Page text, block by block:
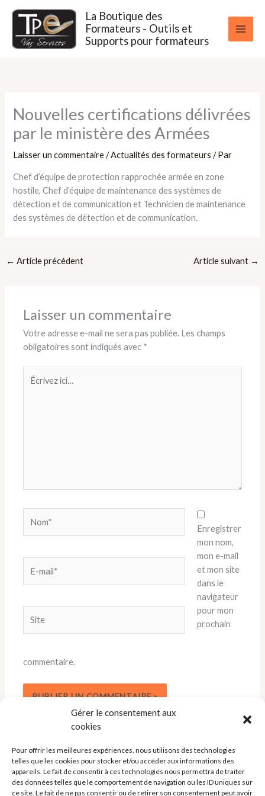
Gérer le consentement aux
cookies
Pour offrir les meilleures expériences, nous utilisons des technologies
telles que les cookies pour stocker et/ou accéder aux informations des
appareils. Le fait de consentir à ces technologies nous permettra de traiter
des données telles que le comportement de navigation ou les ID uniques sur
ce site. Le fait de ne pas consentir ou de retirer son consentement peut avoir
contenu
La Boutique des
Formateurs - Outils et
Supports pour formateurs
Nouvelles certifications délivrées
par le ministère des Armées
Laisser un commentaire /Actualités des formateurs / Par
Chef d’équipe de protection rapprochée armée en zone
hostile, Chef d’équipe de maintenance des systèmes de
détection et de communication et Technicien de maintenance
des systèmes de détection et de communication.
← Article précédent Article suivant →
Laisser un commentaire
Votre adresse e-mail ne sera pas publiée. Les champs
obligatoires sont indiqués avec *
ici…
mail*
Enregistrer
mon nom,
mon e-mail
et mon site
dans le
navigateur
pour mon
prochain
commentaire.